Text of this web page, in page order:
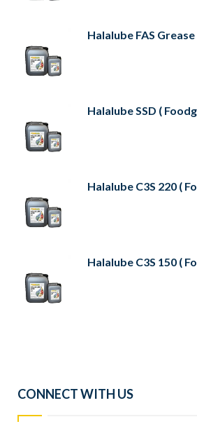
Halalube FAS
Halalube SSD (
Halalube C3S 220 (
Halalube C3S 150 (
CONNECT WITH US